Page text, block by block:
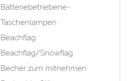
Batteriebetriebene-
Taschenlampen
Beachflag
Beachflag/Snowflag
Becher zum mitnehmen